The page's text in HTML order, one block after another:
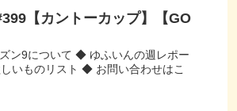
【カントーカップ】【GO
ン9について ◆ ゆふいんの週レポー
いものリスト ◆ お問い合わせはこ